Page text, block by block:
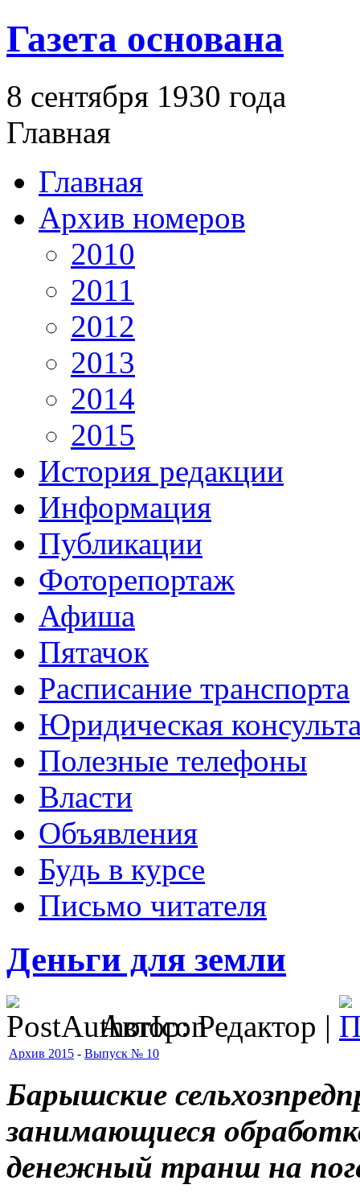
Газета основана
8 сентября 1930 года
Главная
Главная
Архив номеров
2010
2011
2012
2013
2014
2015
История редакции
Информация
Публикации
Фоторепортаж
Афиша
Пятачок
Расписание транспорта
Юридическая
Полезные телефоны
Власти
Объявления
Будь в курсе
Письмо читателя
Деньги для земли
Автор: Редактор |
Архив 2015 - Выпуск № 10
Барышские
занимающиеся
денежный транш на